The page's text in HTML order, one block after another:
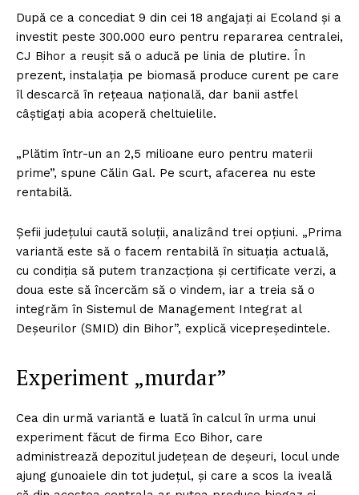
După ce a concediat 9 din cei 18 angajați ai Ecoland și a
investit peste 300.000 euro pentru repararea centralei,
CJ Bihor a reușit să o aducă pe linia de plutire. În
prezent, instalația pe biomasă produce curent pe care
îl descarcă în rețeaua națională, dar banii astfel
câștigați abia acoperă cheltuielile.
„Plătim într-un an 2,5 milioane euro pentru materii
prime”, spune Călin Gal. Pe scurt, afacerea nu este
rentabilă.
Șefii județului caută soluții, analizând trei opțiuni. „Prima
variantă este să o facem rentabilă în situația actuală,
cu condiția să putem tranzacționa și certificate verzi, a
doua este să încercăm să o vindem, iar a treia să o
integrăm în Sistemul de Management Integrat al
Deșeurilor (SMID) din Bihor”, explică vicepreședintele.
Experiment „murdar”
Cea din urmă variantă e luată în calcul în urma unui
experiment făcut de firma Eco Bihor, care
administrează depozitul județean de deșeuri, locul unde
ajung gunoaiele din tot județul, și care a scos la iveală